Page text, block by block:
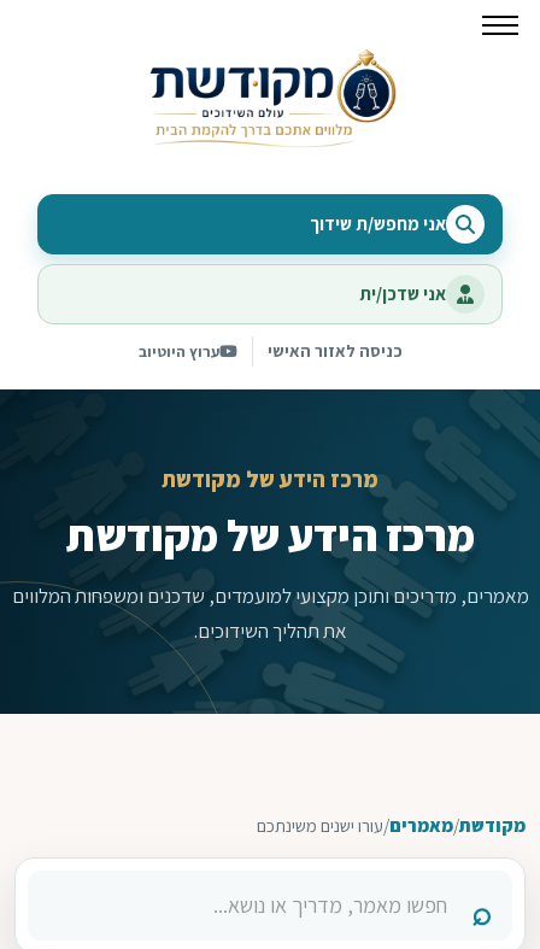
אני מחפש/ת שידוך
אני שדכן/ית
כניסה לאזור האישי ערוץ היוטיוב
מרכז הידע של מקודשת
מרכז הידע של מקודשת
מאמרים, מדריכים ותוכן מקצועי למועמדים, שדכנים ומשפחות המלווים
את תהליך השידוכים.
מקודשת/מאמרים/עורו ישנים משינתכם